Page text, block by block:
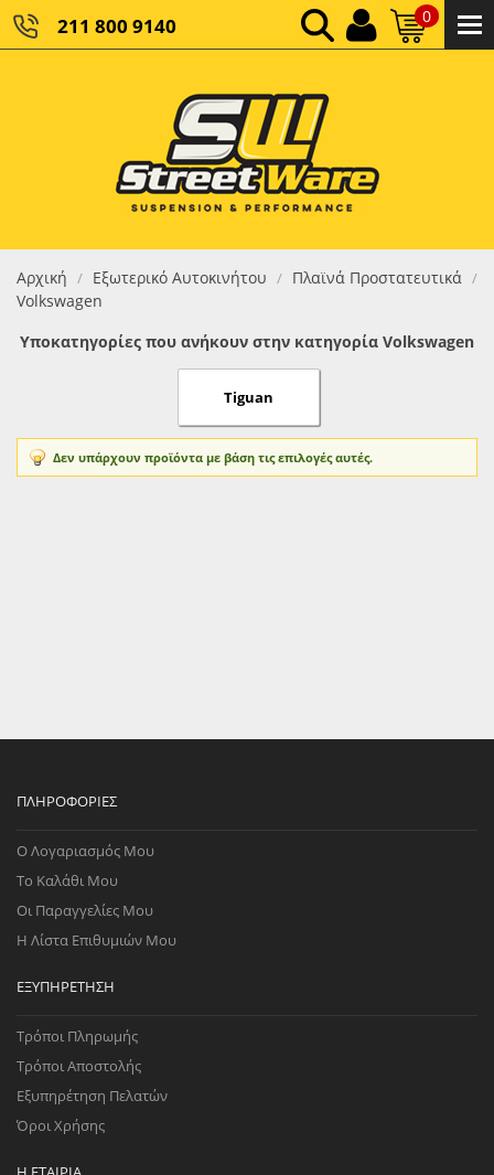
211 800 9140 0
ΚΑΘΑΡΌ ΣΎΝΟΛΟ:
ΤΕΛΙΚΌ ΣΎΝΟΛΟ:0,00 €
Αρχική / Εξωτερικό Αυτοκινήτου / Πλαϊνά Προστατευτικά /
Volkswagen
Υποκατηγορίες που ανήκουν στην κατηγορία Volkswagen
Tiguan
Δεν υπάρχουν προϊόντα με βάση τις επιλογές αυτές.
ΠΛΗΡΟΦΟΡΊΕΣ
Ο Λογαριασμός Μου
Το Καλάθι Μου
Οι Παραγγελίες Μου
Η Λίστα Επιθυμιών Μου
ΕΞΥΠΗΡΈΤΗΣΗ
Τρόποι Πληρωμής
Τρόποι Αποστολής
Εξυπηρέτηση Πελατών
Όροι Χρήσης